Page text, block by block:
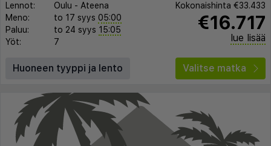
Lennot: Oulu - Ateena
Meno:
to 17 syys 05:00
Paluu:
to 24 syys 15:05
Yöt:
7
Kokonaishinta €33.433
€16.717
lue lisää
Huoneen tyyppi ja lento Valitse matka